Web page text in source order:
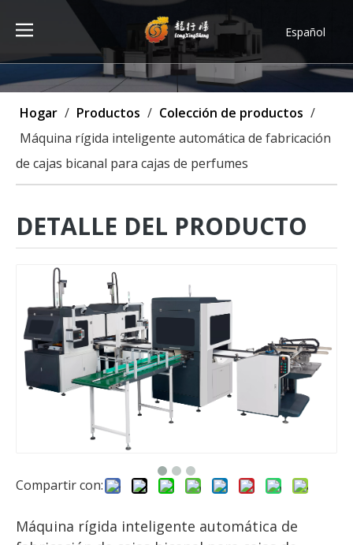
Español
Türk dili
ไทย
Deutsch
Français
العربية
Hogar / Productos / Colección de productos /
Máquina rígida inteligente automática de fabricación
de cajas bicanal para cajas de perfumes
DETALLE DEL PRODUCTO
Compartir con:
Máquina rígida inteligente automática de